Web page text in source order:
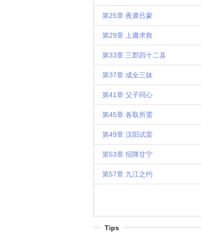
第25章 夜袭吕蒙
第29章 上庸求救
第33章 三郡四十二县
第37章 成全三妹
第41章 父子同心
第45章 各取所需
第49章 汉阳试雷
第53章 招降甘宁
第57章 九江之约
Tips